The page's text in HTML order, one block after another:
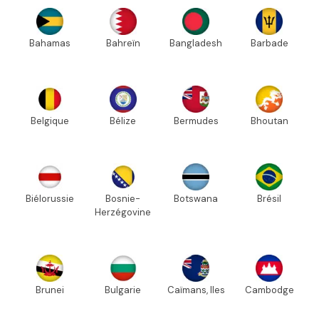
Bahamas Bahreïn Bangladesh Barbade
Belgique Bélize Bermudes Bhoutan
Biélorussie
Bosnie-
Herzégovine
Botswana Brésil
Brunei Bulgarie Caïmans, Iles Cambodge